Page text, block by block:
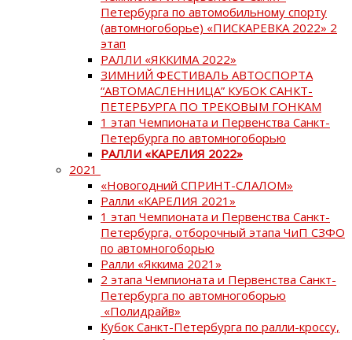
Петербурга по автомобильному спорту
(автомногоборье) «ПИСКАРЕВКА 2022» 2
этап
РАЛЛИ «ЯККИМА 2022»
ЗИМНИЙ ФЕСТИВАЛЬ АВТОСПОРТА
“АВТОМАСЛЕННИЦА” КУБОК САНКТ-
ПЕТЕРБУРГА ПО ТРЕКОВЫМ ГОНКАМ
1 этап Чемпионата и Первенства Санкт-
Петербурга по автомногоборью
РАЛЛИ «КАРЕЛИЯ 2022»
2021
«Новогодний СПРИНТ-СЛАЛОМ»
Ралли «КАРЕЛИЯ 2021»
1 этап Чемпионата и Первенства Санкт-
Петербурга, отборочный этапа ЧиП СЗФО
по автомногоборью
Ралли «Яккима 2021»
2 этапа Чемпионата и Первенства Санкт-
Петербурга по автомногоборью
«Полидрайв»
Кубок Санкт-Петербурга по ралли-кроссу,